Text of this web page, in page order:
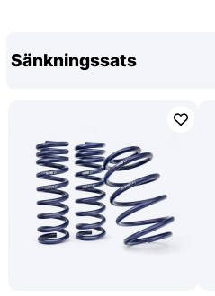
Sänkningssats